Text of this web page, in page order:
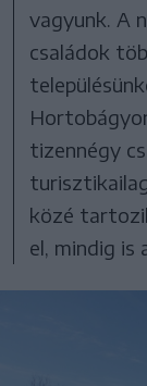
vagyunk. A
családok
tizennégy
közé
el, mindig is